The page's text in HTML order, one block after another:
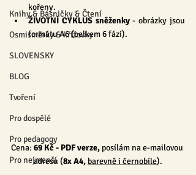
Knihy & Básničky & Čtení
Osmisměrky & křížovky
SLOVENSKY
BLOG
Tvoření
Pro dospělé
Pro pedagogy
Pro nejmenší
kořeny.
ŽIVOTNÍ CYKLUS sněženky - obrázky jsou
formátu A6 (celkem 6 fází).
Cena: 69 Kč - PDF verze, posílám na e-mailovou
adresu (8x A4, barevně i černobíle).